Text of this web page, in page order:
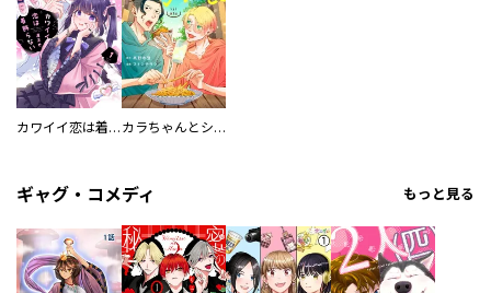
カワイイ恋は着飾らない カラちゃんとシトーさんと、 【分冊版】
ギャグ・コメディ もっと見る